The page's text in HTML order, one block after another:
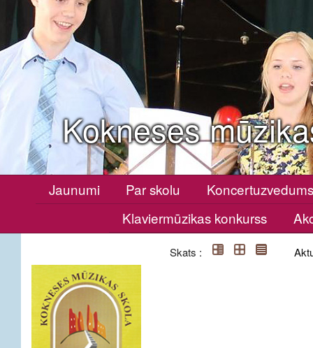
Kokneses
Jaunumi Par skolu
Klaviermūzikas konkurss
Skats :